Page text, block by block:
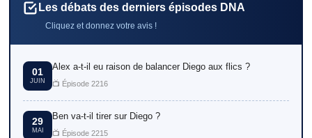
Les débats des derniers épisodes DNA
Cliquez et donnez votre avis !
01
JUIN
Alex a-t-il eu raison de balancer Diego aux flics ?
📺 Épisode 2216
29
MAI
Ben va-t-il tirer sur Diego ?
📺 Épisode 2215